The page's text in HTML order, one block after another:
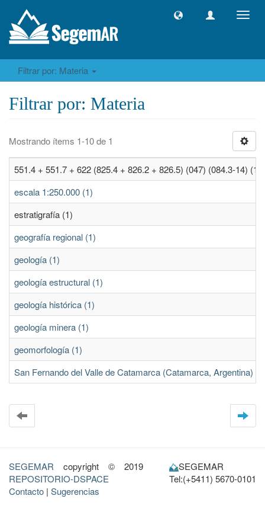
Filtrar por: Materia
Filtrar por: Materia
Mostrando ítems 1-10 de 1
551.4 + 551.7 + 622 (825.4 + 826.2 + 826.5) (047) (084.3-14) (1)
escala 1:250.000 (1)
estratigrafía (1)
geografía regional (1)
geología (1)
geología estructural (1)
geología histórica (1)
geología minera (1)
geomorfología (1)
San Fernando del Valle de Catamarca (Catamarca, Argentina)
SEGEMAR copyright © 2019
REPOSITORIO-DSPACE
Contacto | Sugerencias
SEGEMAR
Tel:(+5411) 5670-0101